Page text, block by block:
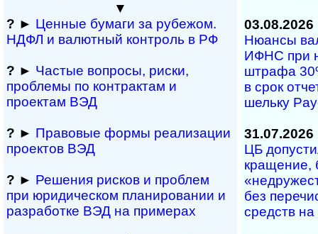
▼
? ► Ценные бумаги за рубежом.
НДФЛ и ва­лют­ный кон­т­роль в РФ
? ► Частые вопросы, рис­ки,
проблемы по конт­рактам и
проектам ВЭД
? ► Правовые формы реализации
проектов ВЭД
? ► Решения рисков и про­блем
при юридичес­ком планирова­нии и
разра­ботке ВЭД на примерах
03.08.2026
Нюансы
ИФНС при
штра­фа
в срок
ше­ль­ку
31.07.2026
ЦБ
кра­ще­ние,
без
средств